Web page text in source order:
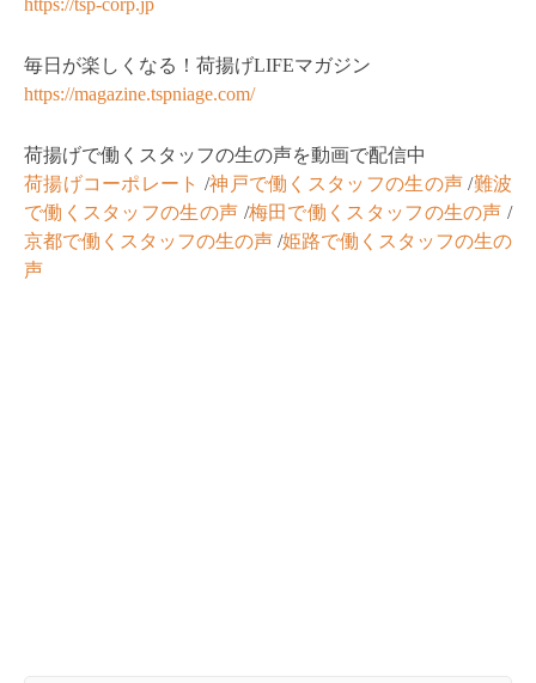
https://tsp-corp.jp
毎日が楽しくなる！荷揚げLIFEマガジン
https://magazine.tspniage.com/
荷揚げで働くスタッフの生の声を動画で配信中
荷揚げコーポレート /神戸で働くスタッフの生の声 /難波
で働くスタッフの生の声 /梅田で働くスタッフの生の声 /
京都で働くスタッフの生の声 /姫路で働くスタッフの生の
声